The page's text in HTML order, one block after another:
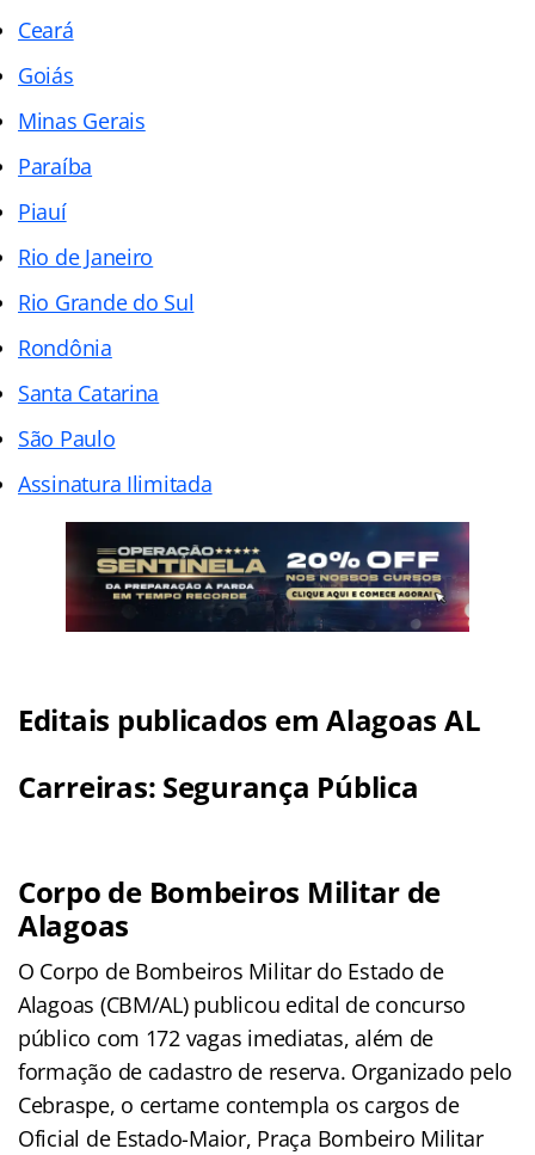
Ceará
Goiás
Minas Gerais
Paraíba
Piauí
Rio de Janeiro
Rio Grande do Sul
Rondônia
Santa Catarina
São Paulo
Assinatura Ilimitada
Editais publicados em Alagoas AL
Carreiras: Segurança Pública
Corpo de Bombeiros Militar de
Alagoas
O Corpo de Bombeiros Militar do Estado de
Alagoas (CBM/AL) publicou edital de concurso
público com 172 vagas imediatas, além de
formação de cadastro de reserva. Organizado pelo
Cebraspe, o certame contempla os cargos de
Oficial de Estado-Maior, Praça Bombeiro Militar